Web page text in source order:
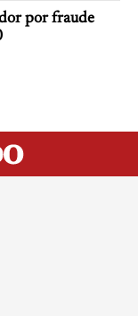
por fraude